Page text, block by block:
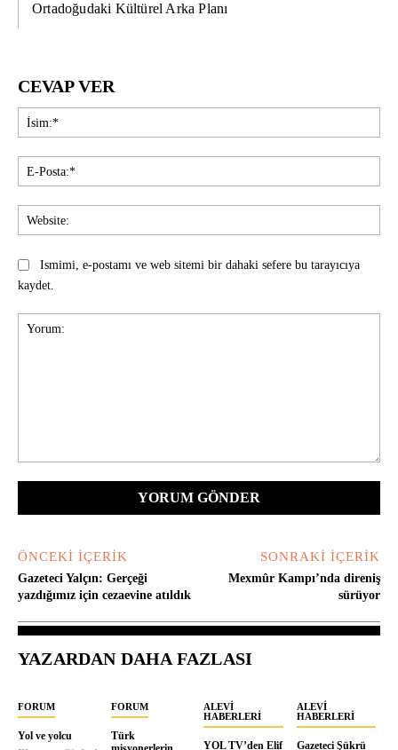
Ortadoğudaki Kültürel Arka Planı
CEVAP VER
Ismimi, e-postamı ve web sitemi bir dahaki sefere bu tarayıcıya
kaydet.
ÖNCEKI İÇERIK
Gazeteci Yalçın: Gerçeği
yazdığımız için cezaevine atıldık
SONRAKI İÇERIK
Mexmûr Kampı’nda direniş
sürüyor
YAZARDAN DAHA FAZLASI
FORUM
Yol ve yolcu
FORUM
Türk
ALEVI
HABERLERI
YOL TV’den Elif
ALEVI
HABERLERI
Gazeteci Şükrü